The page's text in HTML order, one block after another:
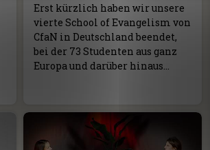
Erst kürzlich haben wir unsere
vierte School of Evangelism von
CfaN in Deutschland beendet,
bei der 73 Studenten aus ganz
Europa und darüber hinaus…